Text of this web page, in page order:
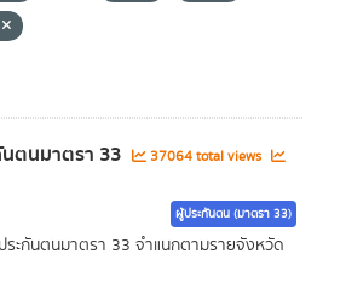
ตนมาตรา 33
37064 total views
ผู้ประกันตน (มาตรา 33)
ะกันตนมาตรา 33 จำแนกตามรายจังหวัด